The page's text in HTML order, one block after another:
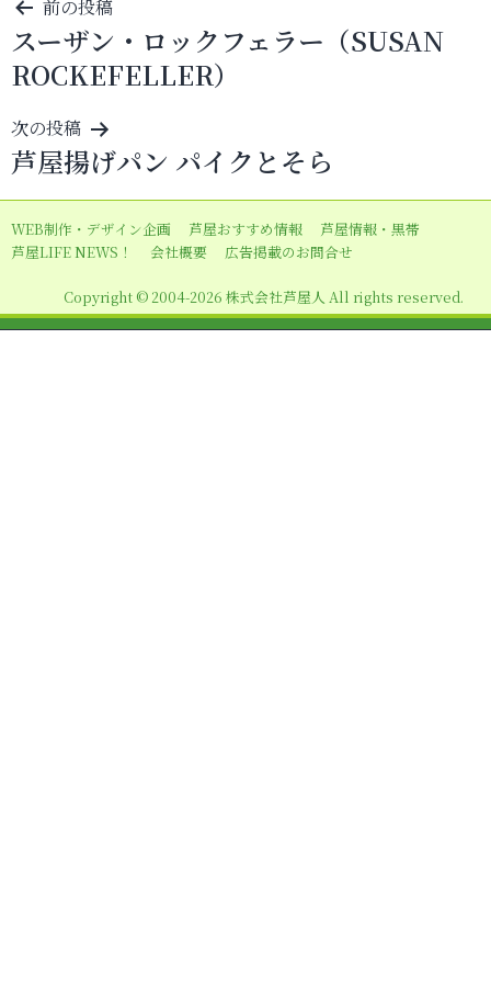
投
稿
ナ
ビ
ゲ
ー
シ
ョ
前の投稿
スーザン・ロックフェラー（SUSAN
ROCKEFELLER）
次の投稿
芦屋揚げパン パイクとそら
WEB制作・デザイン企画 芦屋おすすめ情報
芦屋情報・黒帯
芦屋LIFE NEWS！
会社概要 広告掲載のお問合せ
Copyright © 2004-2026 株式会社芦屋人 All rights reserved.